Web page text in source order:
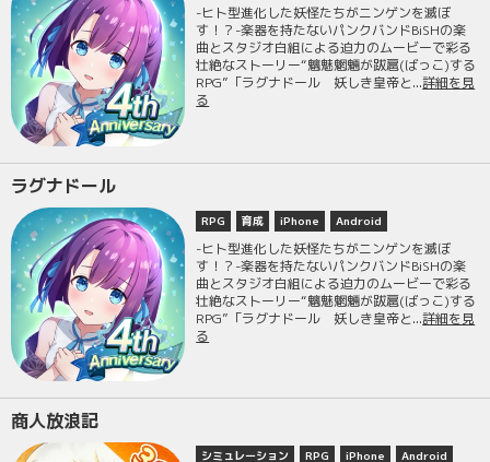
-ヒト型進化した妖怪たちがニンゲンを滅ぼ
す！？-楽器を持たないパンクバンドBiSHの楽
曲とスタジオ白組による迫力のムービーで彩る
壮絶なストーリー“魑魅魍魎が跋扈(ばっこ)する
RPG”「ラグナドール 妖しき皇帝と...詳細を見
る
ラグナドール
RPG 育成 iPhone Android
-ヒト型進化した妖怪たちがニンゲンを滅ぼ
す！？-楽器を持たないパンクバンドBiSHの楽
曲とスタジオ白組による迫力のムービーで彩る
壮絶なストーリー“魑魅魍魎が跋扈(ばっこ)する
RPG”「ラグナドール 妖しき皇帝と...詳細を見
る
商人放浪記
シミュレーション RPG iPhone Android